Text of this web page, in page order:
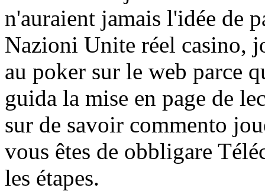
n'auraient jamais l'idée de
Nazioni Unite réel casino,
au poker sur le web parce
guida la mise en page de
sur de savoir commento
vous êtes de obbligare
les étapes.